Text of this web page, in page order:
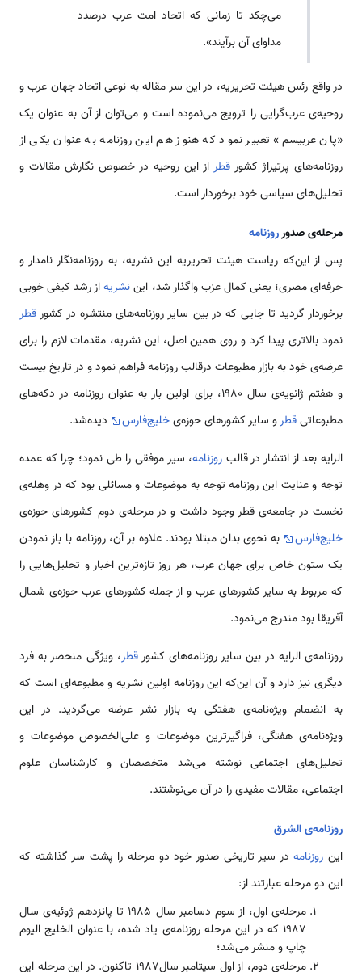
می‌چکد تا زمانی که اتحاد امت عرب درصدد
مداوای آن برآیند».
در واقع رئس هیئت تحریریه، در این سر مقاله به نوعی اتحاد جهان عرب و
روحیه‌ی عرب‌گرایی را ترویج می‌نموده است و می‌توان از آن به عنوان یک
«پان عربیسم» تعبیر نمود که هنوز هم این روزنامه به عنوان یکی از
روزنامه‌های پرتیراژ کشور قطر از این روحیه در خصوص نگارش مقالات و
تحلیل‌های سیاسی خود برخوردار است.
مرحله‌ی صدورروزنامه
پس از این‌که ریاست هیئت تحریریه این نشریه‌، به روزنامه‌نگار نامدار و
حرفه‌ای مصری؛ یعنی کمال عزب واگذار شد، ایننشریهاز رشد کیفی خوبی
برخوردار گردید تا جایی که در بین سایر روزنامه‌های منتشره در کشورقطر
نمود بالاتری پیدا كرد و روی همین اصل، این نشریه، مقدمات لازم را برای
عرضه‌ی خود به بازار مطبوعات درقالب روزنامه فراهم نمود و در تاریخ بیست
و هفتم ژانویه‌ی سال 1980، برای اولین بار به عنوان روزنامه در دکه‌های
مطبوعاتیقطرو سایر کشورهای حوزه‌یخلیج‌فارس دیده‌شد.
الرایه بعد از انتشار در قالب روزنامه، سیر موفقی را طی نمود؛ چرا که عمده
توجه و عنایت این روزنامه توجه به موضوعات و مسائلی بود که در وهله‌ی
نخست در جامعه‌ی قطر وجود داشت و در مرحله‌ی دوم کشورهای حوزه‌ی
خلیج‌فارس
به نحوی بدان مبتلا بودند. علاوه بر آن، روزنامه با باز نمودن
یک ستون خاص برای جهان عرب، هر روز تازه‌ترین اخبار و تحلیل‌هایی را
که مربوط به سایر کشورهای عرب و از جمله کشورهای عرب حوزه‌ی شمال
آفریقا بود مندرج می‌نمود.
روزنامه‌ی الرایه در بین سایر روزنامه‌های کشورقطر، ویژگی‌ منحصر به فرد
دیگری نیز دارد و آن این‌که این روزنامه اولین نشریه و مطبوعه‌ای است که
به انضمام ویژه‌نامه‌ی هفتگی به بازار نشر عرضه می‌گردید. در این
ویژه‌نامه‌ی هفتگی، فراگیر‌ترین موضوعات و علی‌الخصوص موضوعات و
تحلیل‌های اجتماعی نوشته‌ می‌شد متخصصان و کارشناسان علوم
اجتماعی، مقالات مفیدی را در آن می‌نوشتند.
روزنامه‌ی الشرق
این روزنامهدر سیر تاریخی صدور خود دو مرحله را پشت سر گذاشته که
این دو مرحله عبارتند از:
مرحله‌ی اول، از سوم دسامبر سال 1985 تا پانزدهم ژوئیه‌ی سال
1987 که در این مرحله روزنامه‌ی یاد شده، با عنوان الخلیج الیوم
چاپ و منشر می‌شد؛
مرحله‌ی دوم، از اول سپتامبر سال1987 تاکنون. در این مرحله این